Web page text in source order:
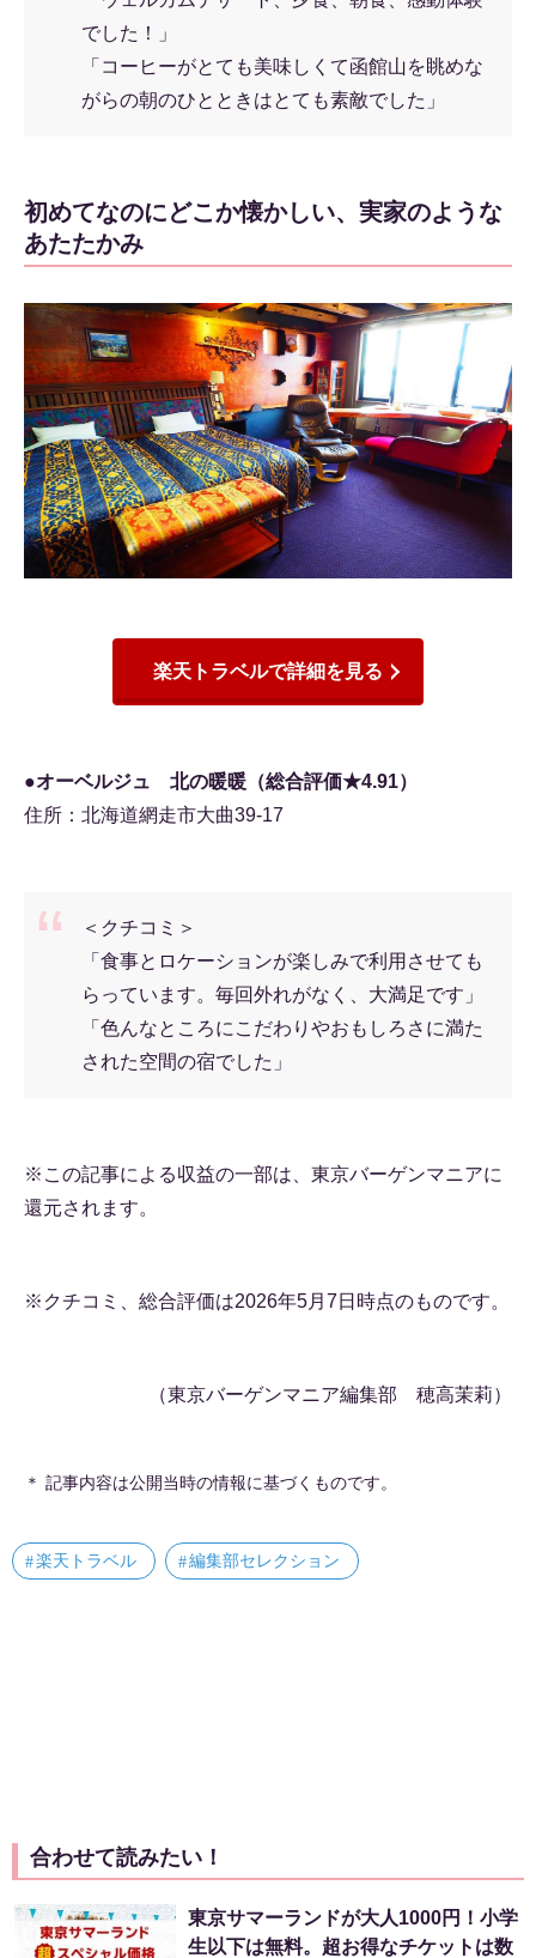
でした！」
「コーヒーがとても美味しくて函館山を眺めな
がらの朝のひとときはとても素敵でした」
初めてなのにどこか懐かしい、実家のような
あたたかみ
楽天トラベルで詳細を見る
●オーベルジュ 北の暖暖（総合評価★4.91）
住所：北海道網走市大曲39-17
＜クチコミ＞
「食事とロケーションが楽しみで利用させても
らっています。毎回外れがなく、大満足です」
「色んなところにこだわりやおもしろさに満た
された空間の宿でした」
※この記事による収益の一部は、東京バーゲンマニアに
還元されます。
※クチコミ、総合評価は2026年5月7日時点のものです。
（東京バーゲンマニア編集部 穂高茉莉）
＊ 記事内容は公開当時の情報に基づくものです。
楽天トラベル 編集部セレクション
合わせて読みたい！
東京サマーランドが大人1000円！小学
生以下は無料。超お得なチケットは数